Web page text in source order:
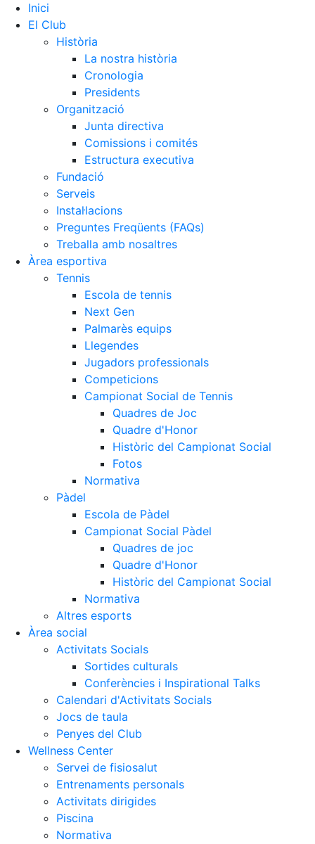
Inici
El Club
Història
La nostra història
Cronologia
Presidents
Organització
Junta directiva
Comissions i comités
Estructura executiva
Fundació
Serveis
Instal·lacions
Preguntes Freqüents (FAQs)
Treballa amb nosaltres
Àrea esportiva
Tennis
Escola de tennis
Next Gen
Palmarès equips
Llegendes
Jugadors professionals
Competicions
Campionat Social de Tennis
Quadres de Joc
Quadre d'Honor
Històric del Campionat Social
Fotos
Normativa
Pàdel
Escola de Pàdel
Campionat Social Pàdel
Quadres de joc
Quadre d'Honor
Històric del Campionat Social
Normativa
Altres esports
Àrea social
Activitats Socials
Sortides culturals
Conferències i Inspirational Talks
Calendari d'Activitats Socials
Jocs de taula
Penyes del Club
Wellness Center
Servei de fisiosalut
Entrenaments personals
Activitats dirigides
Piscina
Normativa